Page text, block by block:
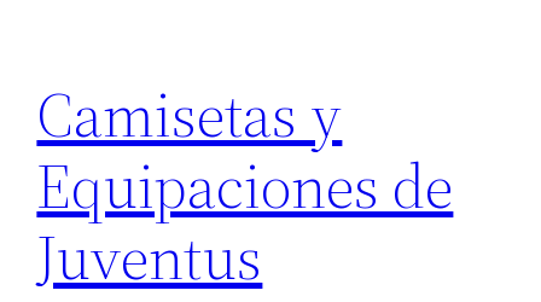
contenido
Camisetas y
Equipaciones de
Juventus